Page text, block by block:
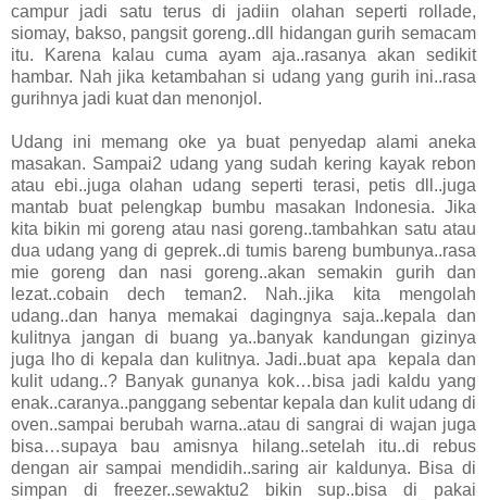
campur jadi satu terus di jadiin olahan seperti rollade,
siomay, bakso, pangsit goreng..dll hidangan gurih semacam
itu. Karena kalau cuma ayam aja..rasanya akan sedikit
hambar. Nah jika ketambahan si udang yang gurih ini..rasa
gurihnya jadi kuat dan menonjol.
Udang ini memang oke ya buat penyedap alami aneka
masakan. Sampai2 udang yang sudah kering kayak rebon
atau ebi..juga olahan udang seperti terasi, petis dll..juga
mantab buat pelengkap bumbu masakan Indonesia. Jika
kita bikin mi goreng atau nasi goreng..tambahkan satu atau
dua udang yang di geprek..di tumis bareng bumbunya..rasa
mie goreng dan nasi goreng..akan semakin gurih dan
lezat..cobain dech teman2. Nah..jika kita mengolah
udang..dan hanya memakai dagingnya saja..kepala dan
kulitnya jangan di buang ya..banyak kandungan gizinya
juga lho di kepala dan kulitnya. Jadi..buat apa
kepala dan
kulit udang..? Banyak gunanya kok…bisa jadi kaldu yang
enak..caranya..panggang sebentar kepala dan kulit udang di
oven..sampai berubah warna..atau di sangrai di wajan juga
bisa…supaya bau amisnya hilang..setelah itu..di rebus
dengan air sampai mendidih..saring air kaldunya. Bisa di
simpan di freezer..sewaktu2 bikin sup..bisa di pakai